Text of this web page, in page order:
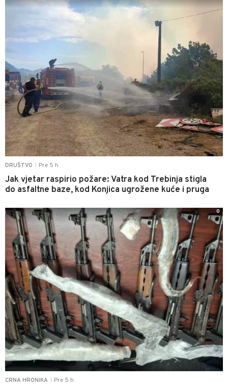
DRUŠTVO Pre 5 h
Jak vjetar raspirio požare: Vatra kod Trebinja stigla
do asfaltne baze, kod Konjica ugrožene kuće i pruga
CRNA HRONIKA Pre 5 h
0